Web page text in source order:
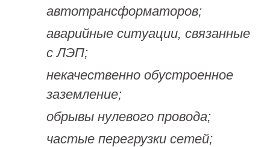
автотрансформаторов;
аварийные ситуации, связанные
с ЛЭП;
некачественно обустроенное
заземление;
обрывы нулевого провода;
частые перегрузки сетей;